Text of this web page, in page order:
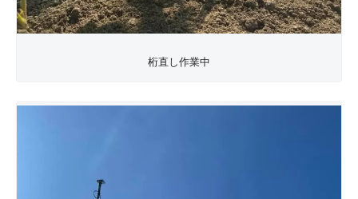
桁直し作業中